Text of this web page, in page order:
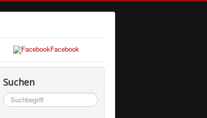
Facebook
Suchen
Suchen
...